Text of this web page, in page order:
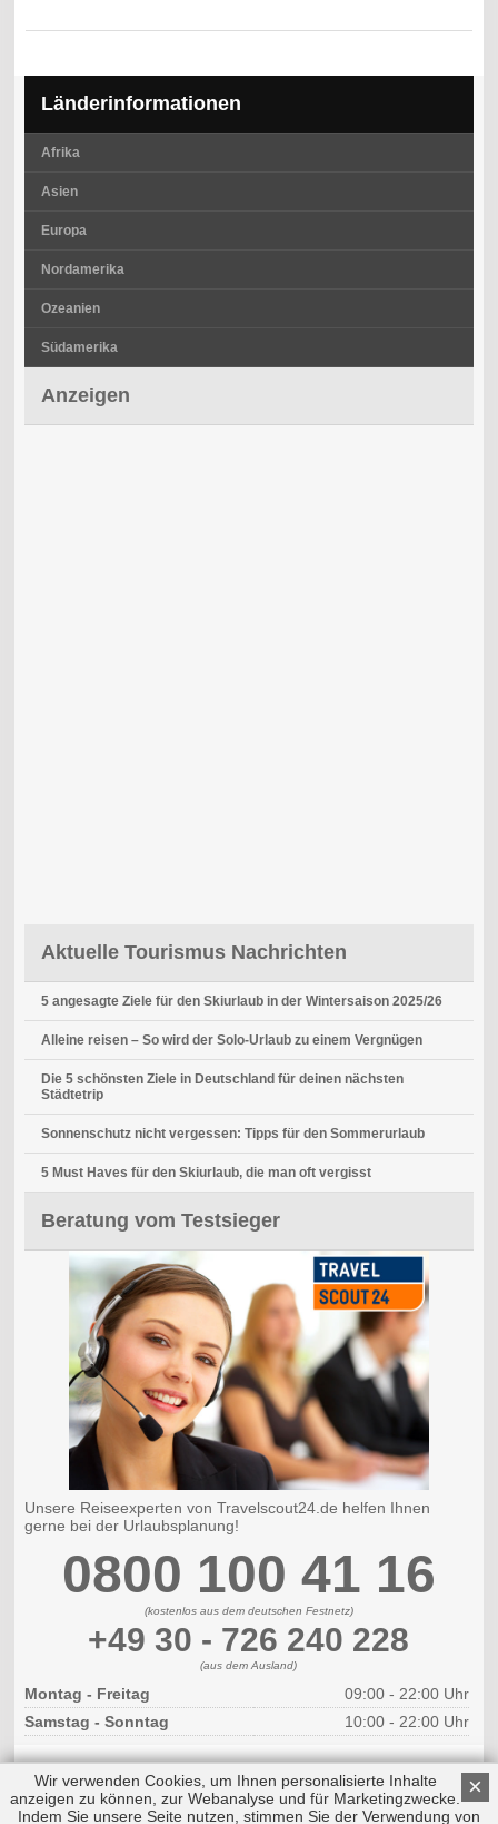
Länderinformationen
Afrika
Asien
Europa
Nordamerika
Ozeanien
Südamerika
Anzeigen
Aktuelle Tourismus Nachrichten
5 angesagte Ziele für den Skiurlaub in der Wintersaison 2025/26
Alleine reisen – So wird der Solo-Urlaub zu einem Vergnügen
Die 5 schönsten Ziele in Deutschland für deinen nächsten
Städtetrip
Sonnenschutz nicht vergessen: Tipps für den Sommerurlaub
5 Must Haves für den Skiurlaub, die man oft vergisst
Beratung vom Testsieger
Unsere Reiseexperten von Travelscout24.de helfen Ihnen
gerne bei der Urlaubsplanung!
0800 100 41 16
(kostenlos aus dem deutschen Festnetz)
+49 30 - 726 240 228
(aus dem Ausland)
Montag - Freitag
09:00 - 22:00 Uhr
Samstag - Sonntag
10:00 - 22:00 Uhr
×
Wir verwenden Cookies, um Ihnen personalisierte Inhalte
anzeigen zu können, zur Webanalyse und für Marketingzwecke.
Indem Sie unsere Seite nutzen, stimmen Sie der Verwendung von